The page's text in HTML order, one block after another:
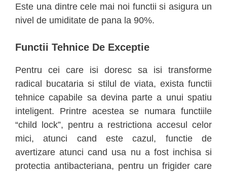
Este una dintre cele mai noi functii si asigura un
nivel de umiditate de pana la 90%.
Functii Tehnice De Exceptie
Pentru cei care isi doresc sa isi transforme
radical bucataria si stilul de viata, exista functii
tehnice capabile sa devina parte a unui spatiu
inteligent. Printre acestea se numara functiile
“child lock”, pentru a restrictiona accesul celor
mici, atunci cand este cazul, functie de
avertizare atunci cand usa nu a fost inchisa si
protectia antibacteriana, pentru un frigider care